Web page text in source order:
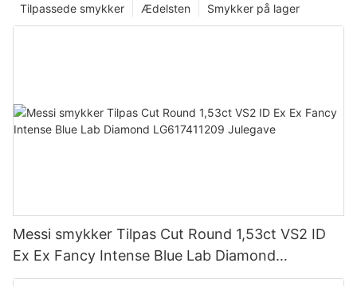
Smykker på lager
Ædelsten
Tilpassede smykker
Messi smykker Tilpas Cut Round 1,53ct VS2 ID
Ex Ex Fancy Intense Blue Lab Diamond
LG617411209 Julegave